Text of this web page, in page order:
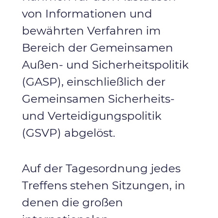
von Informationen und
bewährten Verfahren im
Bereich der Gemeinsamen
Außen- und Sicherheitspolitik
(GASP), einschließlich der
Gemeinsamen Sicherheits-
und Verteidigungspolitik
(GSVP) abgelöst.
Auf der Tagesordnung jedes
Treffens stehen Sitzungen, in
denen die großen